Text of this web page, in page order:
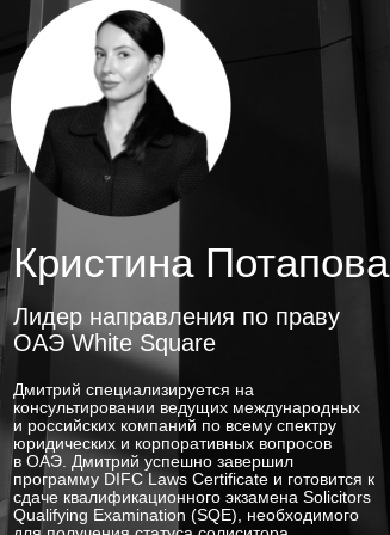
Кристина Потапова
Лидер направления по праву
ОАЭ White Square
Дмитрий специализируется на
консультировании ведущих международных
и российских компаний по всему спектру
юридических и корпоративных вопросов
в ОАЭ. Дмитрий успешно завершил
программу DIFC Laws Certificate и готовится к
сдаче квалификационного экзамена Solicitors
Qualifying Examination (SQE), необходимого